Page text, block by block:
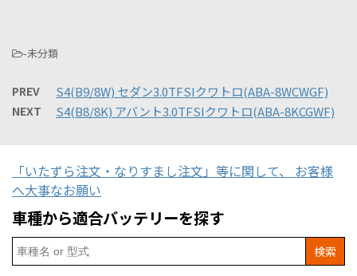
-未分類
PREV S4(B9/8W) セダン3.0TFSIクワトロ(ABA-8WCWGF)
NEXT S4(B8/8K) アバント3.0TFSIクワトロ(ABA-8KCGWF)
「いたずら注文・なりすまし注文」等に関して、 お客様
へ大事なお願い
車種から適合バッテリーを探す
Search
for: